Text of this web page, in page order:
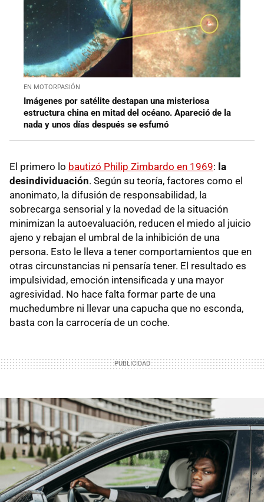
EN MOTORPASIÓN
Imágenes por satélite destapan una misteriosa
estructura china en mitad del océano. Apareció de la
nada y unos días después se esfumó
El primero lo bautizó Philip Zimbardo en 1969: la
desindividuación. Según su teoría, factores como el
anonimato, la difusión de responsabilidad, la
sobrecarga sensorial y la novedad de la situación
minimizan la autoevaluación, reducen el miedo al juicio
ajeno y rebajan el umbral de la inhibición de una
persona. Esto le lleva a tener comportamientos que en
otras circunstancias ni pensaría tener. El resultado es
impulsividad, emoción intensificada y una mayor
agresividad. No hace falta formar parte de una
muchedumbre ni llevar una capucha que no esconda,
basta con la carrocería de un coche.